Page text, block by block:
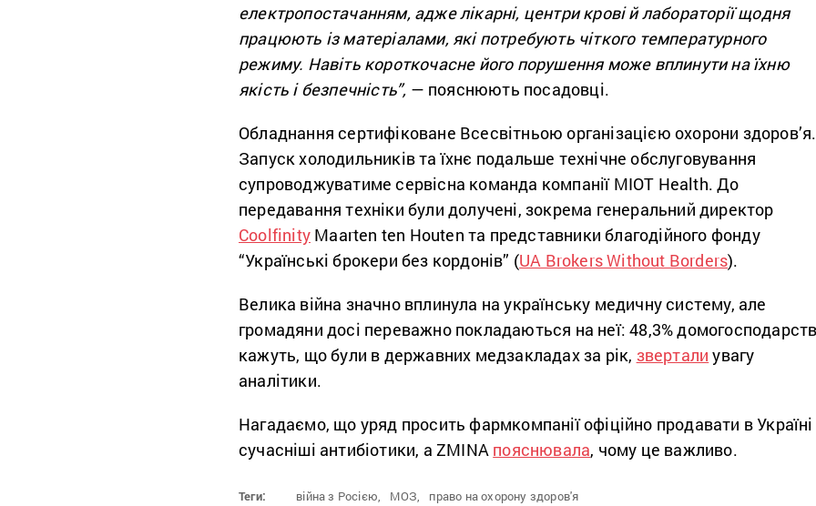
електропостачанням, адже лікарні, центри крові й лабораторії щодня
працюють із матеріалами, які потребують чіткого температурного
режиму. Навіть короткочасне його порушення може вплинути на їхню
якість і безпечність”, — пояснюють посадовці.
Обладнання сертифіковане Всесвітньою організацією охорони здоров’я.
Запуск холодильників та їхнє подальше технічне обслуговування
супроводжуватиме сервісна команда компанії МІОТ Health. До
передавання техніки були долучені, зокрема генеральний директор
Coolfinity Maarten ten Houten та представники благодійного фонду
“Українські брокери без кордонів” (UA Brokers Without Borders).
Велика війна значно вплинула на українську медичну систему, але
громадяни досі переважно покладаються на неї: 48,3%
кажуть, що були в державних медзакладах за рік, звертали увагу
аналітики.
Нагадаємо, що уряд просить фармкомпанії офіційно продавати в Україні
сучасніші антибіотики, а ZMINA пояснювала, чому це важливо.
Теги: війна з Росією, МОЗ,
право на охорону здоров'я